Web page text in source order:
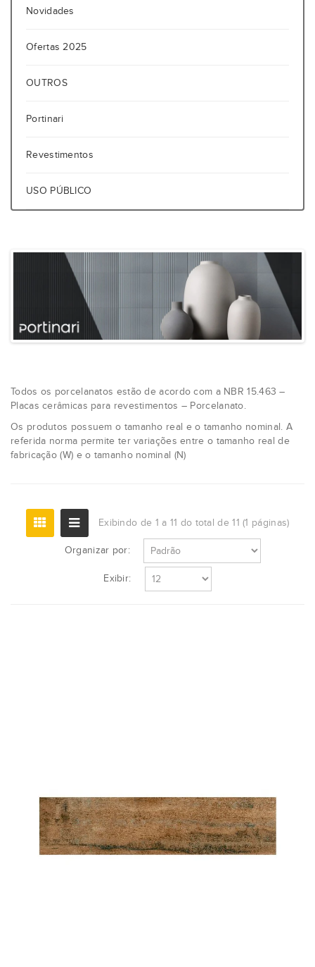
Novidades
Ofertas 2025
OUTROS
Portinari
Revestimentos
USO PÚBLICO
Todos os porcelanatos estão de acordo com a NBR 15.463 –
Placas cerâmicas para revestimentos – Porcelanato.
Os produtos possuem o tamanho real e o tamanho nominal. A
referida norma permite ter variações entre o tamanho real de
fabricação (W) e o tamanho nominal (N)
Exibindo de 1 a 11 do total de 11 (1 páginas)
Organizar por:
Exibir: